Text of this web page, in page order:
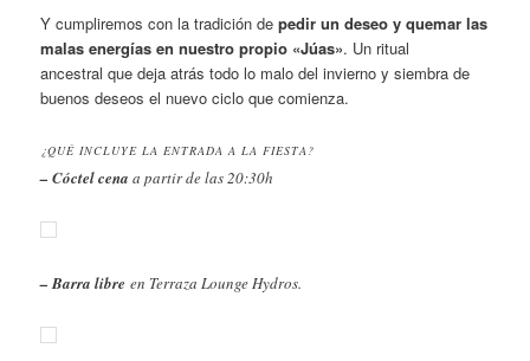
Y cumpliremos con la tradición de pedir un deseo y quemar las
malas energías en nuestro propio «Júas». Un ritual
ancestral que deja atrás todo lo malo del invierno y siembra de
buenos deseos el nuevo ciclo que comienza.
¿QUÉ INCLUYE LA ENTRADA A LA FIESTA?
– Cóctel cena a partir de las 20:30h
– Barra libre en Terraza Lounge Hydros.